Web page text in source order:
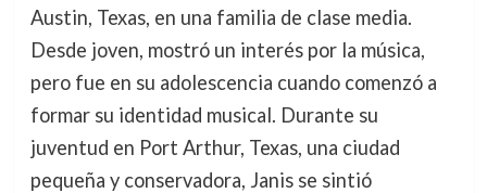
Austin, Texas, en una familia de clase media.
Desde joven, mostró un interés por la música,
pero fue en su adolescencia cuando comenzó a
formar su identidad musical. Durante su
juventud en Port Arthur, Texas, una ciudad
pequeña y conservadora, Janis se sintió